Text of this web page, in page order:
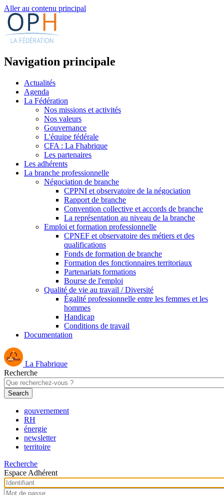
Aller au contenu principal
Navigation principale
Actualités
Agenda
La Fédération
Nos missions et activités
Nos valeurs
Gouvernance
L'équipe fédérale
CFA : La Fhabrique
Les partenaires
Les adhérents
La branche professionnelle
Négociation de branche
CPPNI et observatoire de la négociation
Rapport de branche
Convention collective et accords de branche
La représentation au niveau de la branche
Emploi et formation professionnelle
CPNEF et observatoire des métiers et des
qualifications
Fonds de formation de branche
Formation des fonctionnaires territoriaux
Partenariats formations
Bourse de l'emploi
Qualité de vie au travail / Diversité
Égalité professionnelle entre les femmes et les
hommes
Handicap
Conditions de travail
Documentation
La Fhabrique
Recherche
gouvernement
RH
énergie
newsletter
territoire
Recherche
Espace Adhérent